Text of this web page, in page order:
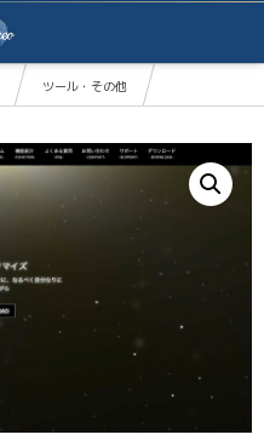
ツール・その他